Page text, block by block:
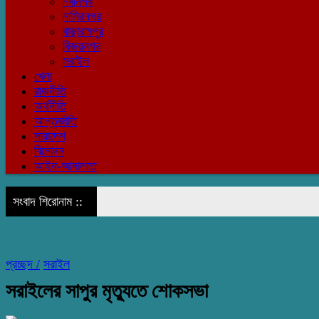
নাসিরনগর
বাঞ্ছারামপুর
বিজয়নগর
সরাইল
খেলা
রাজনীতি
অর্থনীতি
আন্তর্জাতি
সারাদেশ
বিনোদন
আইন-আদালতে
সংবাদ শিরোনাম ::
প্রচ্ছদ / সরাইল
সরাইলের সাপুর মৃত্যুতে শোকসভা